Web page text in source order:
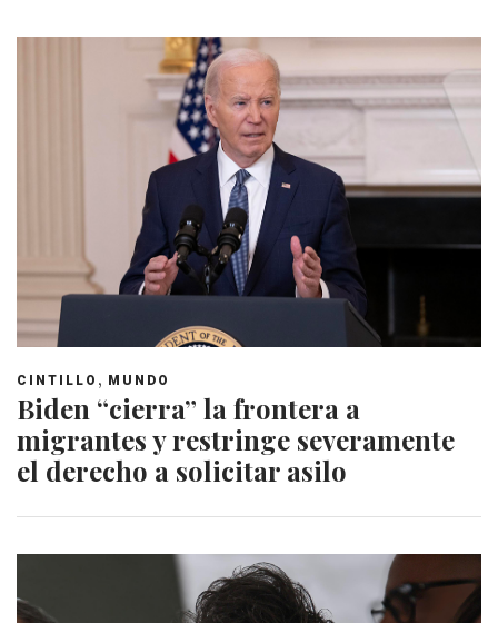
CINTILLO , MUNDO
Biden “cierra” la frontera a
migrantes y restringe severamente
el derecho a solicitar asilo